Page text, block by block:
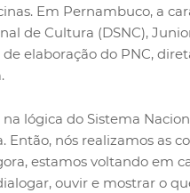
Em Pernambuco, a
de Cultura (DSNC),
elaboração do PNC,
na lógica do Sistema
Então, nós realizamos as
estamos voltando em
ouvir e mostrar o